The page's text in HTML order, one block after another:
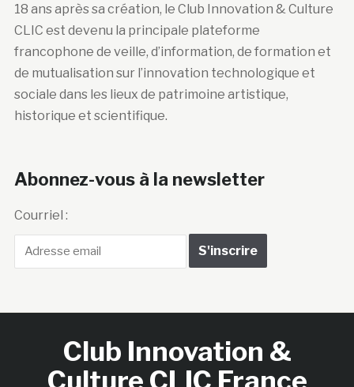
18 ans après sa création, le Club Innovation & Culture
CLIC est devenu la principale plateforme
francophone de veille, d’information, de formation et
de mutualisation sur l’innovation technologique et
sociale dans les lieux de patrimoine artistique,
historique et scientifique.
Abonnez-vous à la newsletter
Courriel :
Club Innovation &
Culture CLIC France